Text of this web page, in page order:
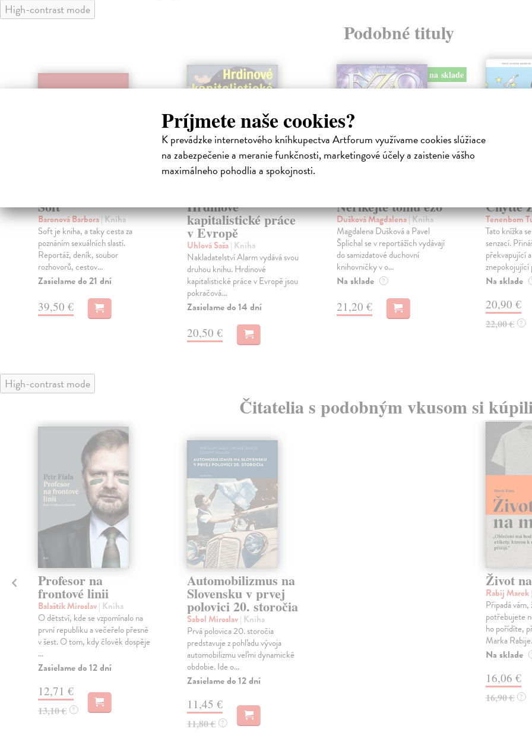
Príjmete naše cookies?
K prevádzke internetového kníhkupectva Artforum využívame cookies slúžiace
na zabezpečenie a meranie funkčnosti, marketingové účely a zaistenie vášho
maximálneho pohodlia a spokojnosti.
High-contrast mode
Podobné tituly
Soft
Baronová Barbora| Kniha
Soft je kniha, a taky cesta za
poznáním sexuálních slastí.
Reportáž, deník, soubor
rozhovorů, cestov...
Zasielame do 21 dní
39,50 €
Hrdinové
kapitalistické práce
v Evropě
Uhlová Saša| Kniha
Nakladatelství Alarm vydává svou
druhou knihu. Hrdinové
kapitalistické práce v Evropě jsou
pokračová...
Zasielame do 14 dní
20,50 €
na sklade
Neříkejte tomu ezo
Dušková Magdalena| Kniha
Magdalena Dušková a Pavel
Šplíchal se v reportážích vydávají
do samizdatové duchovní
knihovničky v o...
Na sklade ?
21,20 €
Chyťte
Tenenbom
Tato knížka
senzací.
překvapující
znepokojující
Na sklade
20,90 €
22,00 € ?
High-contrast mode
Čitatelia s podobným vkusom si
Profesor na
frontové linii
Balaštík Miroslav| Kniha
O dětství, kde se vzpomínalo na
první republiku a večeřelo přesně
v šest. O tom, kdy člověk dospěje
...
Zasielame do 12 dní
12,71 €
13,10 € ?
Automobilizmus na
Slovensku v prvej
polovici 20. storočia
Sabol Miroslav| Kniha
Prvá polovica 20. storočia
predstavuje z pohľadu vývoja
automobilizmu veľmi dynamické
obdobie. Ide o...
Zasielame do 12 dní
11,45 €
11,80 € ?
Život
Rabij Marek
Připadá vám,
potřebujete
ho pořídíte,
Marka Rabije.
Na sklade
16,06 €
16,90 € ?